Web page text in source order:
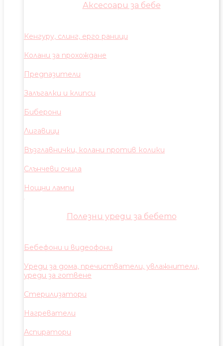
Аксесоари за бебе
Кенгуру, слинг, ерго раници
Колани за прохождане
Предпазители
Залъгалки и клипси
Биберони
Лигавици
Възглавнички, колани против колики
Слънчеви очила
Нощни лампи
Полезни уреди за бебето
Бебефони и видеофони
Уреди за дома, пречистватели, увлажнители,
уреди за готвене
Стерилизатори
Нагреватели
Аспиратори